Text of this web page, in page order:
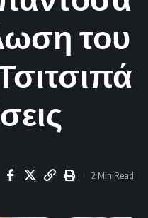
του
2 Min Read